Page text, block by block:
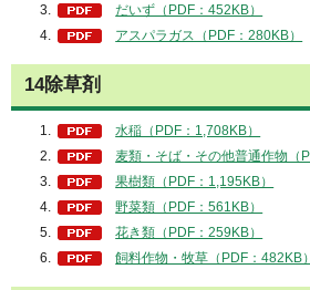
だいず（PDF：452KB）
アスパラガス（PDF：280KB）
14除草剤
水稲（PDF：1,708KB）
麦類・そば・その他普通作物（
果樹類（PDF：1,195KB）
野菜類（PDF：561KB）
花き類（PDF：259KB）
飼料作物・牧草（PDF：482KB）